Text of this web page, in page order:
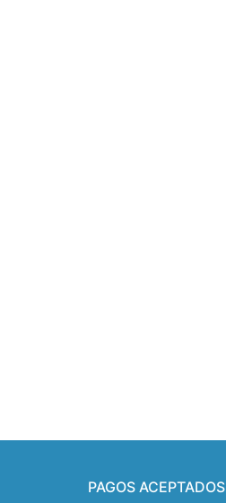
PAGOS ACEPTADOS